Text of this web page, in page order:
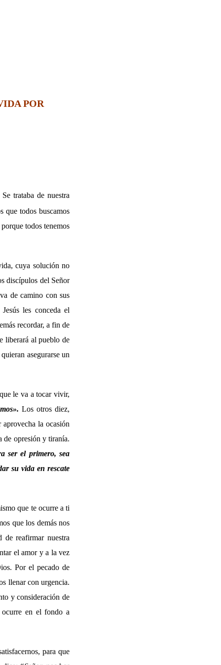
POR
trataba de nuestra
que todos buscamos
todos tenemos
cuya solución no
discípulos del Señor
de camino con sus
les conceda el
recordar, a fin de
liberará al pueblo de
asegurarse un
le va a tocar vivir,
». Los otros diez,
la ocasión
de opresión y tiranía.
ser el primero, sea
su vida en rescate
que te ocurre a ti
que los demás nos
de reafirmar nuestra
el amor y a la vez
Por el pecado de
llenar con urgencia.
y consideración de
ocurre en el fondo a
para que